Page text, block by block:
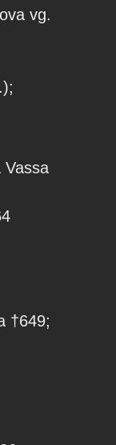
vg.
Vassa
†649;